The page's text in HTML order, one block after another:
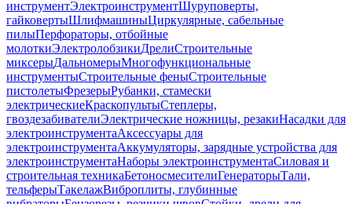
инструментЭлектроинструментШуруповерты,
гайковертыШлифмашиныЦиркулярные, сабельные
пилыПерфораторы, отбойные
молоткиЭлектролобзикиДрелиСтроительные
миксерыДальномерыМногофункциональные
инструментыСтроительные феныСтроительные
пистолетыФрезерыРубанки, стамески
электрическиеКраскопультыСтеплеры,
гвоздезабивателиЭлектрические ножницы, резакиНасадки для
электроинструментаАксессуары для
электроинструментаАккумуляторы, зарядные устройства для
электроинструментаНаборы электроинструментаСиловая и
строительная техникаБетоносмесителиГенераторыТали,
тельферыТакелажВиброплиты, глубинные